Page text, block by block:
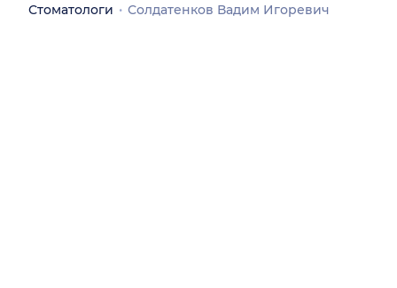
Стоматологи
Солдатенков Вадим Игоревич